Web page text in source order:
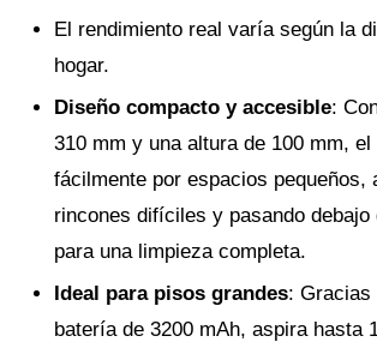
El rendimiento real varía según la
hogar.
Diseño compacto y accesible:
310 mm y una altura de 100 mm,
fácilmente por espacios pequeños,
rincones difíciles y pasando debajo
para una limpieza completa.
Ideal para pisos grandes: Gracias
batería de 3200 mAh, aspira hasta